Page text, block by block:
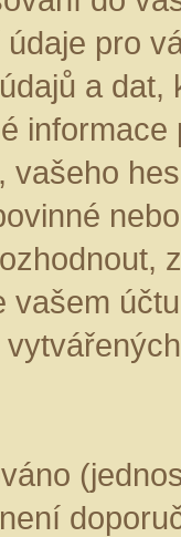
pro
a
informace
vašeho
vašem